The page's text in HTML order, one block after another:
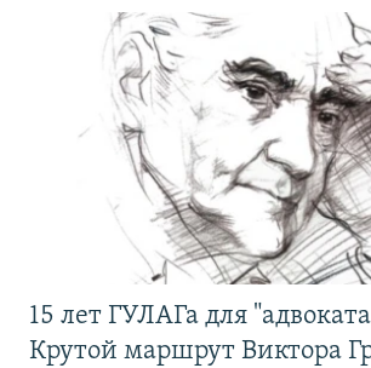
15 лет ГУЛАГа для
Крутой маршрут Виктора